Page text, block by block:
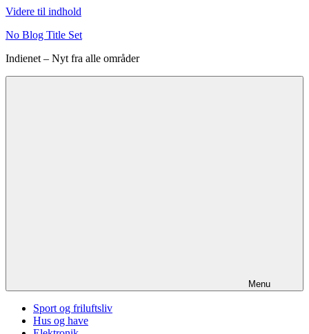
Videre til indhold
No Blog Title Set
Indienet – Nyt fra alle områder
Menu
Sport og friluftsliv
Hus og have